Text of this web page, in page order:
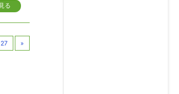
る
27 »